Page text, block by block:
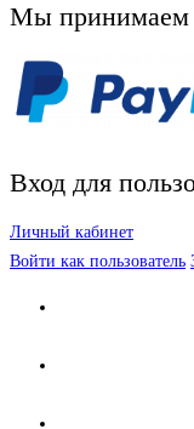
Мы принимаем
Вход для
Личный кабинет
Войти как пользователь